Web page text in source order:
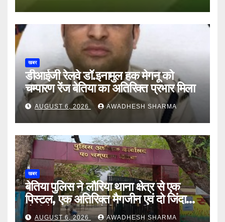
खबर
डीआईजी रेलवे डॉ.इनामुल हक मेगनू को
चम्पारण रेंज बेतिया का अतिरिक्त प्रभार मिला
AUGUST 6, 2026 AWADHESH SHARMA
खबर
बेतिया पुलिस ने लौरिया थाना क्षेत्र से एक
पिस्टल, एक अतिरिक्त मैगजीन एवं दो जिंदा
गोली के साथ एक को गिरफ्तार दिया
AUGUST 6, 2026 AWADHESH SHARMA